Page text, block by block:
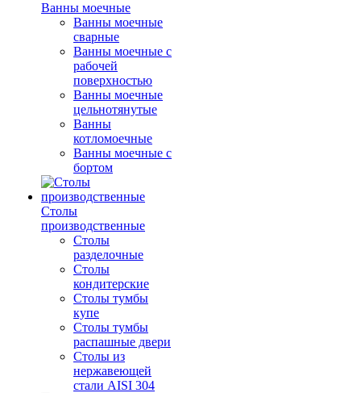
Ванны моечные
Ванны моечные
сварные
Ванны моечные с
рабочей
поверхностью
Ванны моечные
цельнотянутые
Ванны
котломоечные
Ванны моечные с
бортом
Столы
производственные
Столы
разделочные
Столы
кондитерские
Столы тумбы
купе
Столы тумбы
распашные двери
Столы из
нержавеющей
стали AISI 304